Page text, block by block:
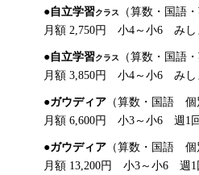
●自立学習クラス
（算数・国
月額 2,750円 小4～小6 みし
●自立学習クラス
（算数・国
月額 3,850円 小4～小6 みし
●ガウディア （算数・国語 個
月額 6,600円 小3～小6 週1
●ガウディア （算数・国語 個
月額 13,200円 小3～小6 週